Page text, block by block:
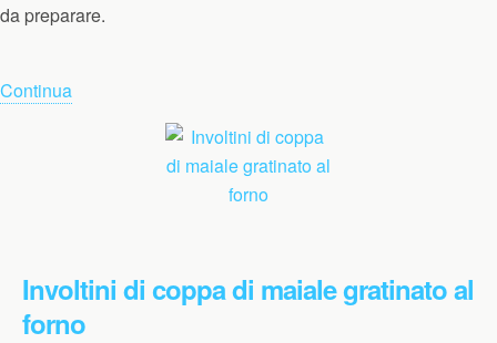
da preparare.
Continua
Involtini di coppa di maiale gratinato al
forno